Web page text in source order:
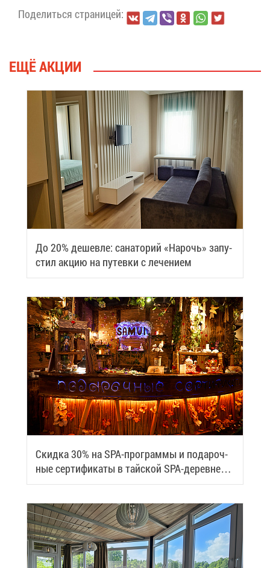
По­де­лить­ся стра­ни­цей:
ЕЩЁ АК­ЦИИ
До 20% де­шев­ле: са­на­то­рий «На­рочь» за­пу­
стил ак­цию на пу­тев­ки с ле­че­ни­ем
Скид­ка 30% на SPA-про­грам­мы и по­да­роч­
ные сер­ти­фи­ка­ты в тай­ской SPA-де­ревне
Samui